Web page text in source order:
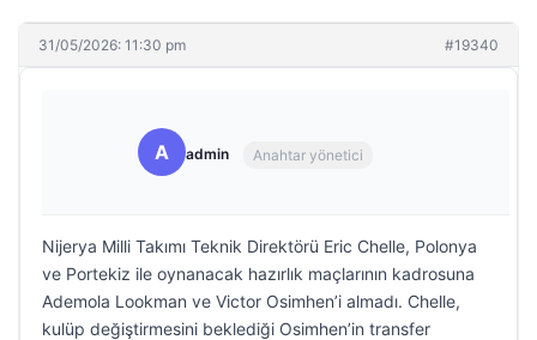
31/05/2026: 11:30 pm #19340
A admin Anahtar yönetici
Nijerya Milli Takımı Teknik Direktörü Eric Chelle, Polonya
ve Portekiz ile oynanacak hazırlık maçlarının kadrosuna
Ademola Lookman ve Victor Osimhen’i almadı. Chelle,
kulüp değiştirmesini beklediği Osimhen’in transfer